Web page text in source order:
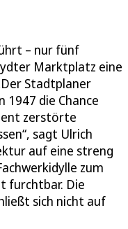
– nur fünf
Marktplatz eine
Stadtplaner
1947 die Chance
zerstörte
sagt Ulrich
auf eine streng
zum
furchtbar. Die
sich nicht auf